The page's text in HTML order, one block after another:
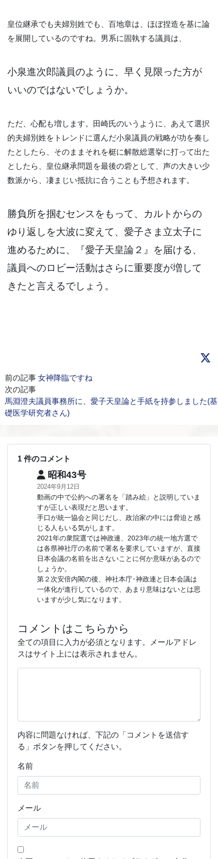
皇位継承でも夫婦別姓でも、百地章は、ほぼ捏造を基に論
を展開しているのですね。男系に固執する議員は、
小泉進次郎議員のように、早く見限った方が
いいのではないでしょうか。
ただ、心配も増します。田崎氏のいうように、あえて選択
的夫婦別姓をトレンドに選んだ小泉議員の戦略が功を奏し
たとしたら、そのままそれを梃に解散総選挙に打って出た
としたら、皇位継承問題を最後の砦として、声の大きい少
数派から、凄まじい抵抗に合うことも予想されます。
勝負所を掴むセンスをもって、カルトからの
ゆり返しを大波に変えて、愛子さま立太子に
進めるために、『愛子天皇論２』を届ける、
議員へのロビー活動はさらに重要度が増して
きたと言えるでしょう。
前の記事 女神降臨ですね
次の記事
馬淵澄夫議員事務所に、愛子天皇論と手紙を持参しました(基
礎医学研究者さん)
1 件のコメント
昭和43号
2024年9月12日
動画の中で公約への署名を「踏み絵」と説明していま
すが正しい表現だと思います。
手口が統一協会と同じだし、政治家の中には脅迫と感
じる人もいる気がします。
2021年の衆院選では神政連、2023年の統一地方選で
は各県神社庁の名前で署名を要求していますが、直接
日本会議の名前を出さないことに何か意味があるので
しょうか。
第２次安倍内閣の後、神社本庁･神政連と日本会議は
一体化が進行しているので、あまり意味はないとは思
いますが少し気になります。
コメントはこちらから
全ての項目に入力が必須となります。メールアドレ
スはサイト上には表示されません。
内容に問題なければ、下記の「コメントを送信す
る」ボタンを押してください。
名前
メール